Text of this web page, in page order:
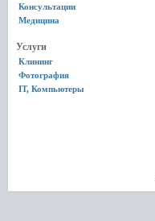
Консультации
Медицина
Услуги
Клининг
Фотография
IT, Компьютеры